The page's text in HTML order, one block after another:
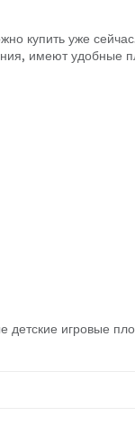
купить уже
имеют удобные
детские игровые